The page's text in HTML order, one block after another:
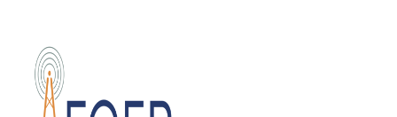
content